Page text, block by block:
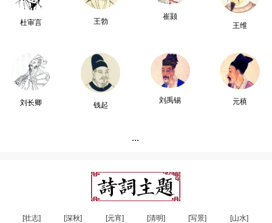
杜审言 王勃
崔颢
王维
刘长卿 钱起
刘禹锡 元稹
...
[壮志] [深秋] [元宵] [清明] [写景] [山水]